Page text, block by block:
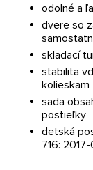
odolné a
dvere so
skladací
stabilita
kolieskam
sada
postieľky
detská
716: